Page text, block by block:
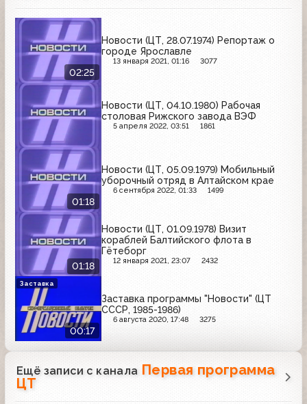
02:25
Новости (ЦТ, 28.07.1974) Репортаж о
городе Ярославле
13 января 2021, 01:16 3077
Новости (ЦТ, 04.10.1980) Рабочая
столовая Рижского завода ВЭФ
5 апреля 2022, 03:51 1861
01:18
Новости (ЦТ, 05.09.1979) Мобильный
уборочный отряд в Алтайском крае
6 сентября 2022, 01:33 1499
01:18
Новости (ЦТ, 01.09.1978) Визит
кораблей Балтийского флота в
Гётеборг
12 января 2021, 23:07 2432
00:17
Заставка программы "Новости" (ЦТ
СССР, 1985-1986)
6 августа 2020, 17:48 3275
Заставка
Ещё записи с канала Первая программа
ЦТ